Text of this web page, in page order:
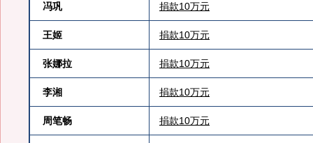
冯巩 捐款10万元
王姬 捐款10万元
张娜拉 捐款10万元
李湘 捐款10万元
周笔畅 捐款10万元